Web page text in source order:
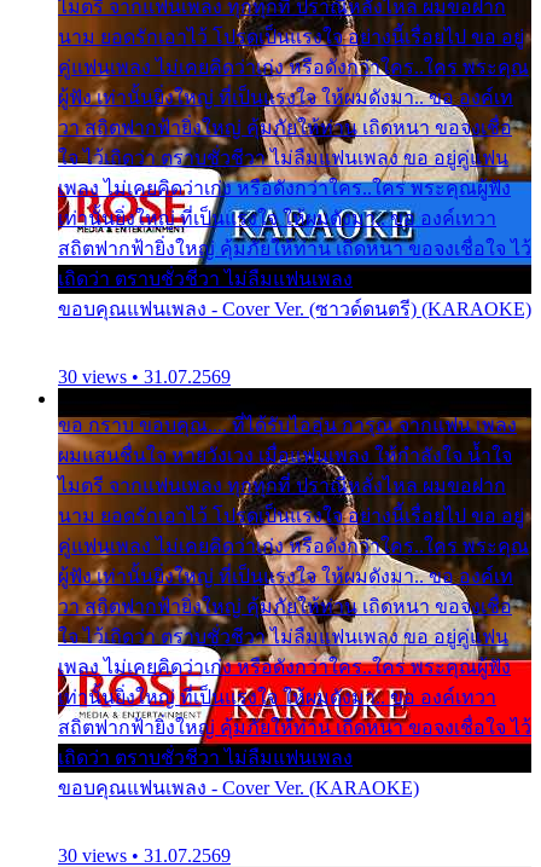
ไมตรี จากแฟนเพลง ทุกทุกที่ ปราณีหลั่งไหล ผมขอฝาก
นาม ยอดรักเอาไว้ โปรดเป็นแรงใจ อย่างนี้เรื่อยไป ขอ อยู่
คู่แฟนเพลง ไม่เคยคิดว่าเก่ง หรือดังกว่าใคร..ใคร พระคุณ
ผู้ฟัง เท่านั้นยิ่งใหญ่ ที่เป็นแรงใจ ให้ผมดังมา.. ขอ องค์เท
วา สถิตฟากฟ้ายิ่งใหญ่ คุ้มภัยให้ท่าน เถิดหนา ขอจงเชื่อ
ใจ ไว้เถิดว่า ตราบชั่วชีวา ไม่ลืมแฟนเพลง ขอ อยู่คู่แฟน
เพลง ไม่เคยคิดว่าเก่ง หรือดังกว่าใคร..ใคร พระคุณผู้ฟัง
เท่านั้นยิ่งใหญ่ ที่เป็นแรงใจ ให้ผมดังมา.. ขอ องค์เทวา
สถิตฟากฟ้ายิ่งใหญ่ คุ้มภัยให้ท่าน เถิดหนา ขอจงเชื่อใจ ไว้
เถิดว่า ตราบชั่วชีวา ไม่ลืมแฟนเพลง
ขอบคุณแฟนเพลง - Cover Ver. (ซาวด์ดนตรี) (KARAOKE)
30 views • 31.07.2569
ขอ กราบ ขอบคุณ.... ที่ได้รับไออุ่น การุณ จากแฟน เพลง
ผมแสนชื่นใจ หายวังเวง เมื่อแฟนเพลง ให้กำลังใจ น้ำใจ
ไมตรี จากแฟนเพลง ทุกทุกที่ ปราณีหลั่งไหล ผมขอฝาก
นาม ยอดรักเอาไว้ โปรดเป็นแรงใจ อย่างนี้เรื่อยไป ขอ อยู่
คู่แฟนเพลง ไม่เคยคิดว่าเก่ง หรือดังกว่าใคร..ใคร พระคุณ
ผู้ฟัง เท่านั้นยิ่งใหญ่ ที่เป็นแรงใจ ให้ผมดังมา.. ขอ องค์เท
วา สถิตฟากฟ้ายิ่งใหญ่ คุ้มภัยให้ท่าน เถิดหนา ขอจงเชื่อ
ใจ ไว้เถิดว่า ตราบชั่วชีวา ไม่ลืมแฟนเพลง ขอ อยู่คู่แฟน
เพลง ไม่เคยคิดว่าเก่ง หรือดังกว่าใคร..ใคร พระคุณผู้ฟัง
เท่านั้นยิ่งใหญ่ ที่เป็นแรงใจ ให้ผมดังมา.. ขอ องค์เทวา
สถิตฟากฟ้ายิ่งใหญ่ คุ้มภัยให้ท่าน เถิดหนา ขอจงเชื่อใจ ไว้
เถิดว่า ตราบชั่วชีวา ไม่ลืมแฟนเพลง
ขอบคุณแฟนเพลง - Cover Ver. (KARAOKE)
30 views • 31.07.2569